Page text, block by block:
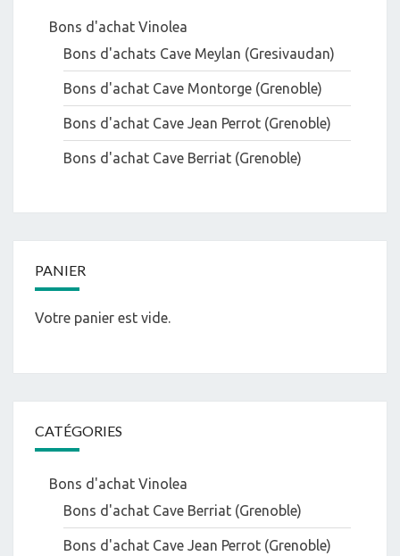
Bons d'achat Vinolea
Bons d'achats Cave Meylan (Gresivaudan)
Bons d'achat Cave Montorge (Grenoble)
Bons d'achat Cave Jean Perrot (Grenoble)
Bons d'achat Cave Berriat (Grenoble)
PANIER
Votre panier est vide.
CATÉGORIES
Bons d'achat Vinolea
Bons d'achat Cave Berriat (Grenoble)
Bons d'achat Cave Jean Perrot (Grenoble)